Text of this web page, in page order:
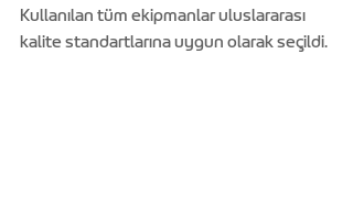
Kullanılan tüm ekipmanlar uluslararası
kalite standartlarına uygun olarak seçildi.